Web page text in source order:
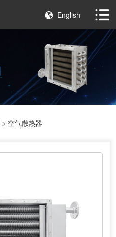
English
> 空气散热器